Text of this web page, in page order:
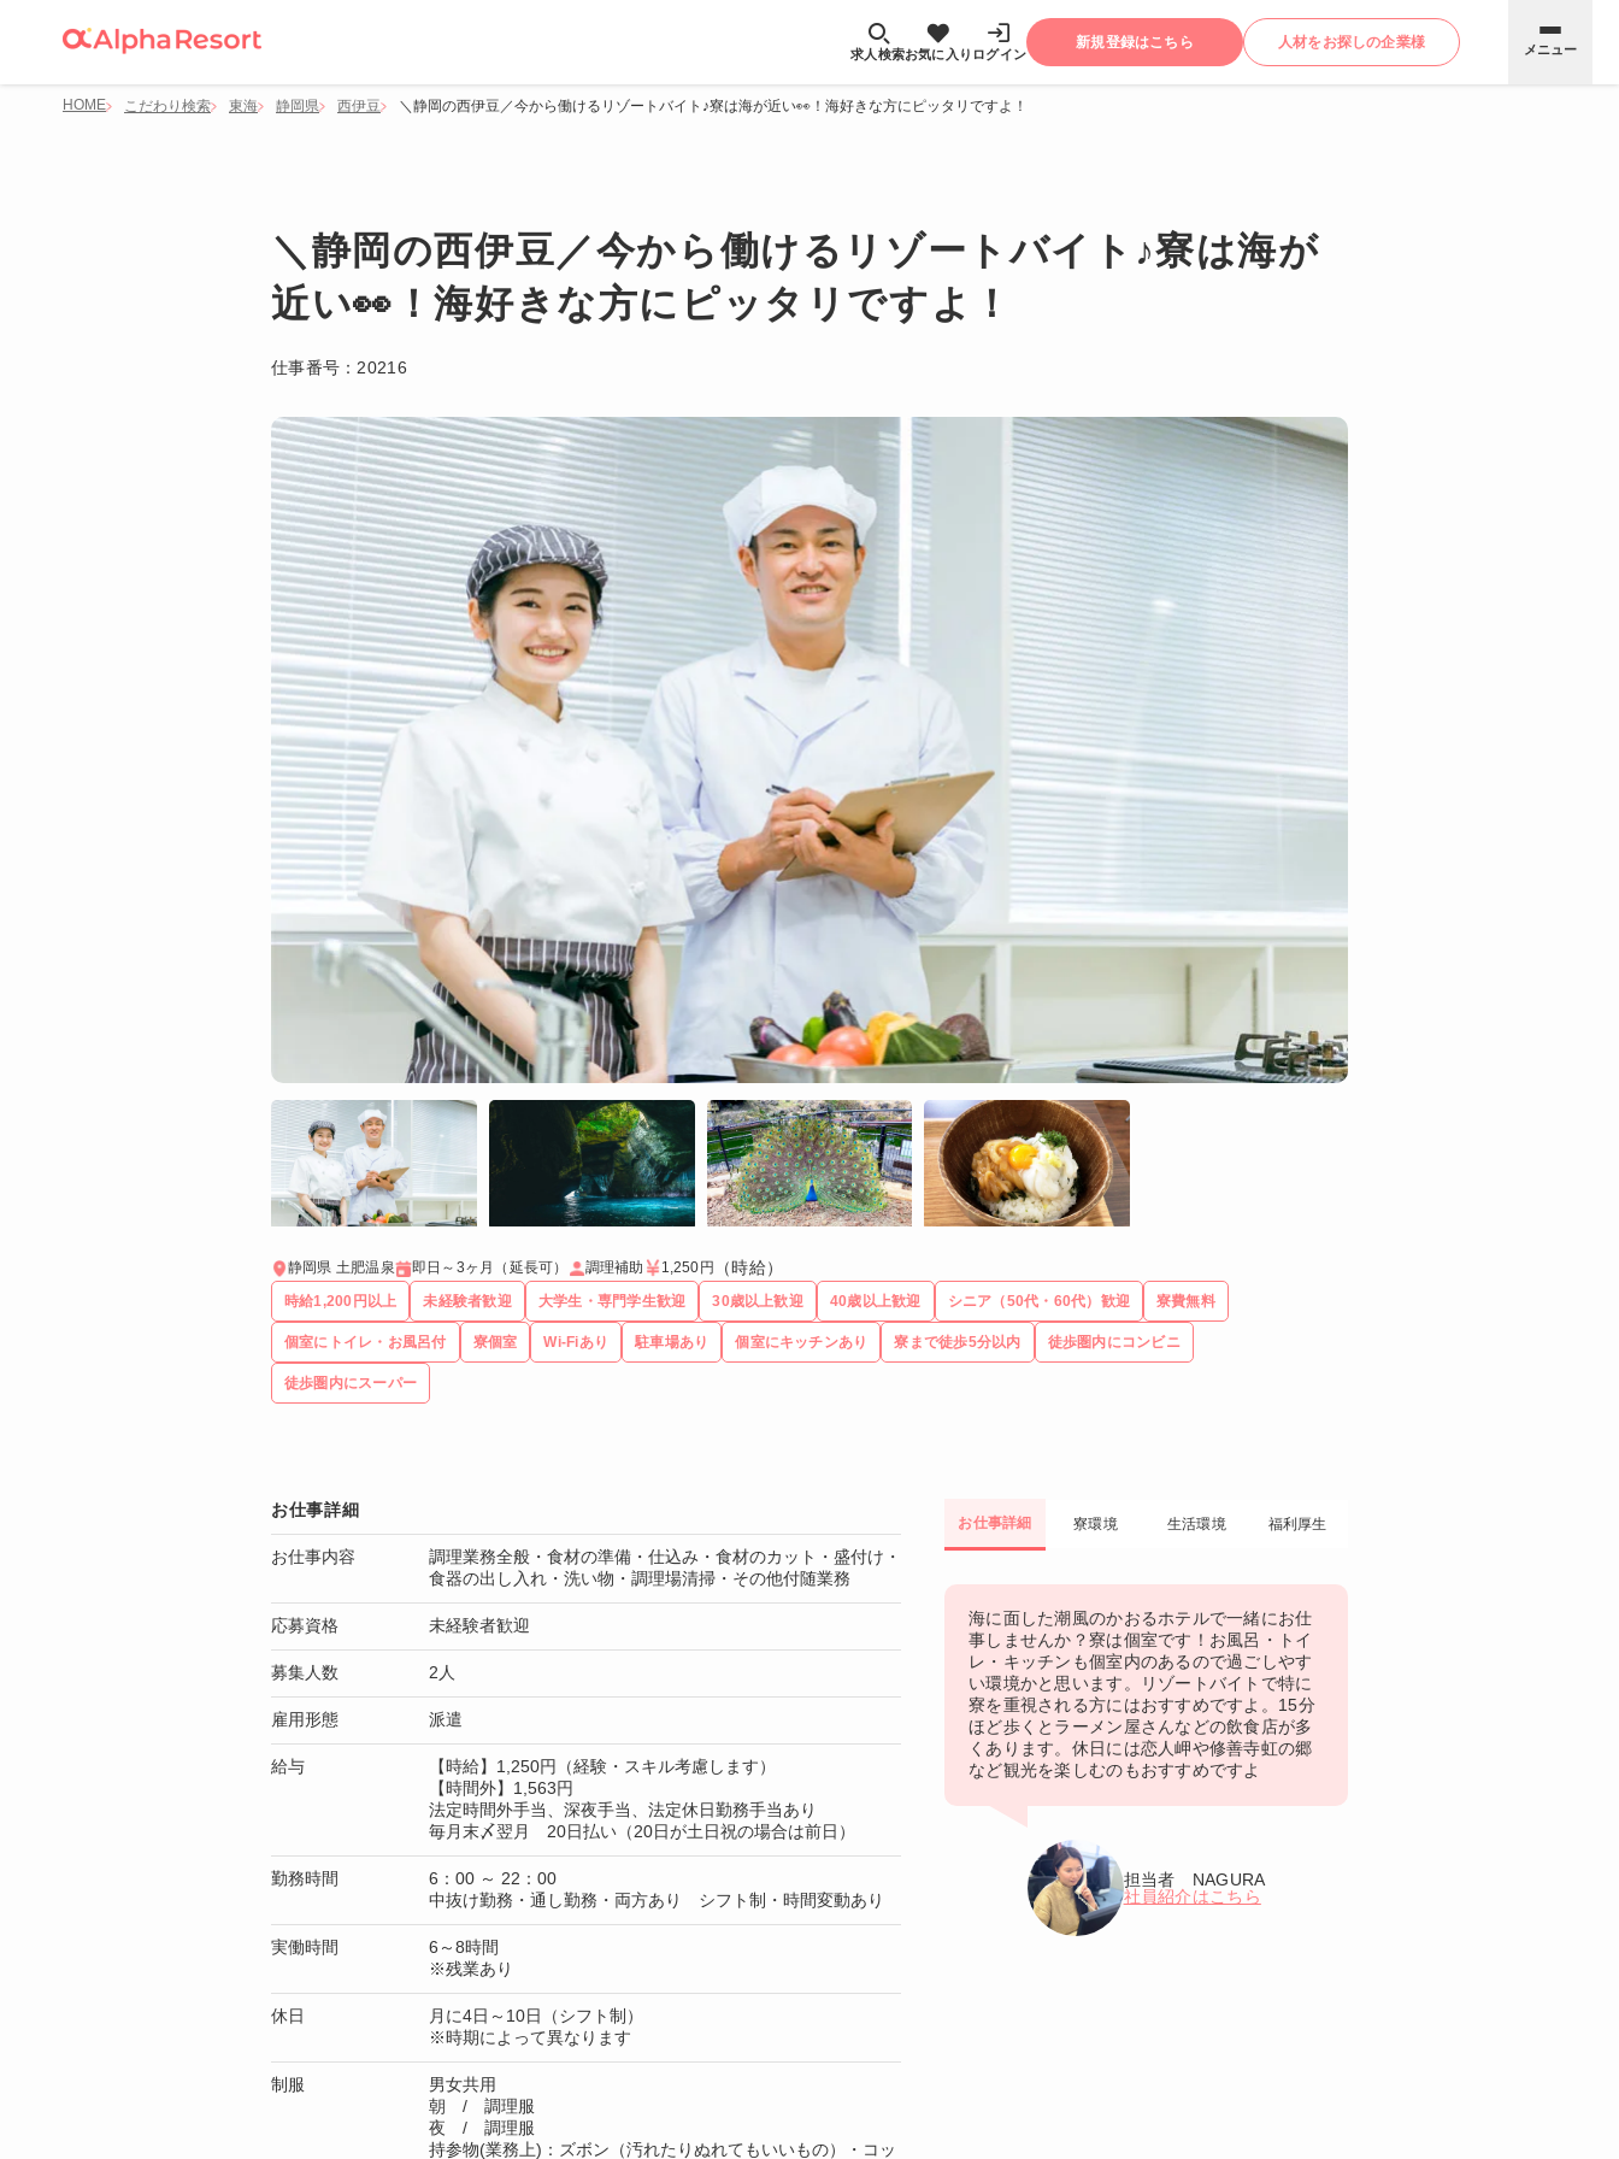
求人検索お気に入り ログイン
新規登録はこちら 人材をお探しの企業様 メニュー
HOME こだわり検索 東海 静岡県 西伊豆 ＼静岡の西伊豆／今から働けるリゾートバイト♪寮は海が近い👀！海好きな方にピッタリですよ！
＼静岡の西伊豆／今から働けるリゾートバイト♪寮は海が
近い👀！海好きな方にピッタリですよ！
仕事番号： 20216
静岡県 土肥温泉 即日～3ヶ月（延長可） 調理補助 1,250円 （時給）
時給1,200円以上 未経験者歓迎 大学生・専門学生歓迎 30歳以上歓迎 40歳以上歓迎 シニア（50代・60代）歓迎 寮費無料
個室にトイレ・お風呂付 寮個室 Wi-Fiあり 駐車場あり 個室にキッチンあり 寮まで徒歩5分以内 徒歩圏内にコンビニ
徒歩圏内にスーパー
お仕事詳細 寮環境 生活環境 福利厚生
海に面した潮風のかおるホテルで一緒にお仕
事しませんか？寮は個室です！お風呂・トイ
レ・キッチンも個室内のあるので過ごしやす
い環境かと思います。リゾートバイトで特に
寮を重視される方にはおすすめですよ。15分
ほど歩くとラーメン屋さんなどの飲食店が多
くあります。休日には恋人岬や修善寺虹の郷
など観光を楽しむのもおすすめですよ
担当者 NAGURA
社員紹介はこちら
お仕事詳細
お仕事内容
調理業務全般・食材の準備・仕込み・食材のカット・盛付け・
食器の出し入れ・洗い物・調理場清掃・その他付随業務
応募資格 未経験者歓迎
募集人数 2人
雇用形態 派遣
給与
【時給】1,250円（経験・スキル考慮します）
【時間外】1,563円
法定時間外手当、深夜手当、法定休日勤務手当あり
毎月末〆翌月 20日払い（20日が土日祝の場合は前日）
勤務時間
6：00 ～ 22：00
中抜け勤務・通し勤務・両方あり シフト制・時間変動あり
実働時間
6～8時間
※残業あり
休日
月に4日～10日（シフト制）
※時期によって異なります
制服
男女共用
朝 / 調理服
夜 / 調理服
持参物(業務上)：ズボン（汚れたりぬれてもいいもの）・コッ